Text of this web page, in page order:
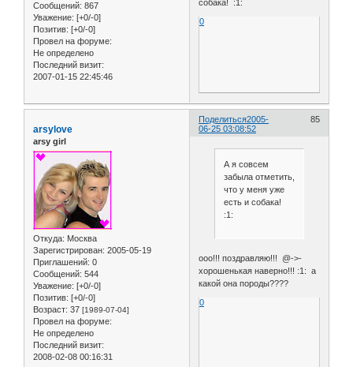
Сообщений: 867
Уважение: [+0/-0]
Позитив: [+0/-0]
Провел на форуме:
Не определено
Последний визит:
2007-01-15 22:45:46
собака! :1:
0
Поделиться 85
2005-
06-25 03:08:52
arsylove
arsy girl
Откуда: Москва
Зарегистрирован: 2005-05-19
Приглашений: 0
Сообщений: 544
Уважение: [+0/-0]
Позитив: [+0/-0]
Возраст: 37 [1989-07-04]
Провел на форуме:
Не определено
Последний визит:
2008-02-08 00:16:31
А я совсем
забыла отметить,
что у меня уже
есть и собака!
:1:
ооо!!! поздравляю!!! @->-
хорошенькая наверно!!! :1: а
какой она породы????
0